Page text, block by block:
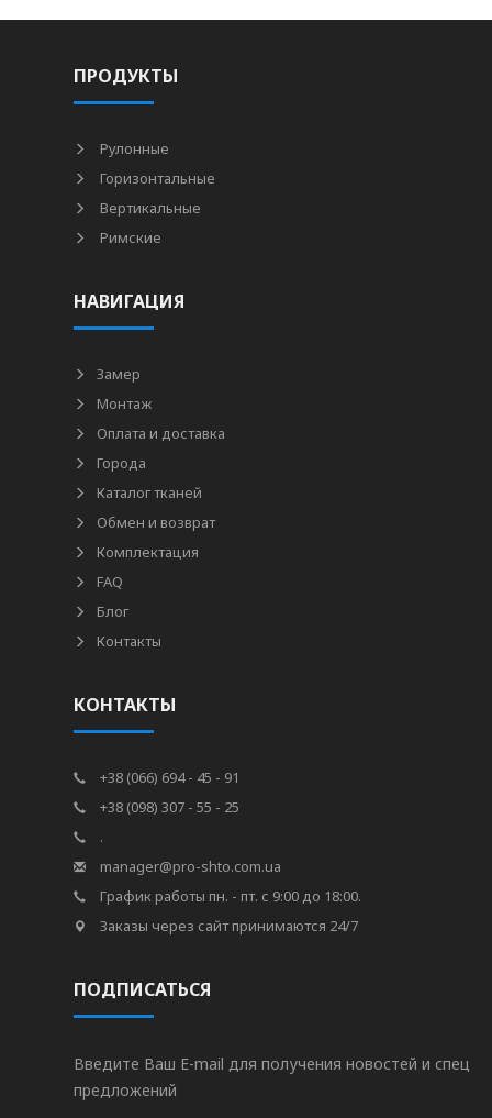
ПРОДУКТЫ
Рулонные
Горизонтальные
Вертикальные
Римские
НАВИГАЦИЯ
Замер
Монтаж
Оплата и доставка
Города
Каталог тканей
Обмен и возврат
Комплектация
FAQ
Блог
Контакты
КОНТАКТЫ
+38 (066) 694 - 45 - 91
+38 (098) 307 - 55 - 25
.
manager@pro-shto.com.ua
График работы пн. - пт. с 9:00 до 18:00.
Заказы через сайт принимаются 24/7
ПОДПИСАТЬСЯ
Введите Ваш E-mail для получения новостей и спец
предложений